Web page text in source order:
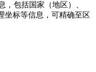
，包括国家（地区）、
坐标等信息，可精确至区